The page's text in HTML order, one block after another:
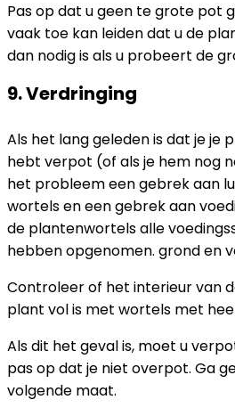
Pas op dat u geen te grote pot
vaak toe kan leiden dat u de
dan nodig is als u probeert de
9. Verdringing
Als het lang geleden is dat je je
hebt verpot (of als je hem nog
het probleem een ​​gebrek aan
wortels en een gebrek aan
de plantenwortels alle
hebben opgenomen. grond en
Controleer of het interieur van
plant vol is met wortels met
Als dit het geval is, moet u
pas op dat je niet overpot. Ga
volgende maat.